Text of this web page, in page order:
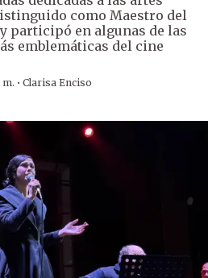
como Maestro del
participó en algunas de las
emblemáticas del cine
m. ·Clarisa Enciso